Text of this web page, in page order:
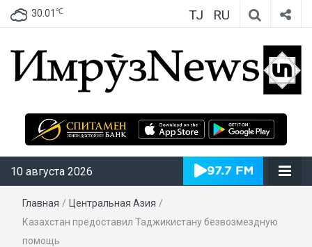
30.01 ℃ TJ RU
ИмрӯзNews
10 августа 2026
Главная / Центральная Азия /
Казахстан предоставил Таджикистану безвозмездную
помощь